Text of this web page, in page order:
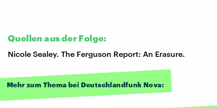
Quellen aus der Folge:
Nicole Sealey. The Ferguson Report: An Erasure.
Mehr zum Thema bei Deutschlandfunk Nova: